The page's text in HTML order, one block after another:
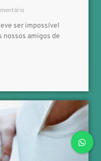
ser impossível
nossos amigos de